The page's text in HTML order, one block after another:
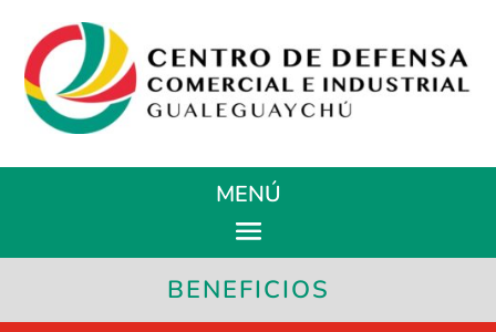
MENÚ
BENEFICIOS